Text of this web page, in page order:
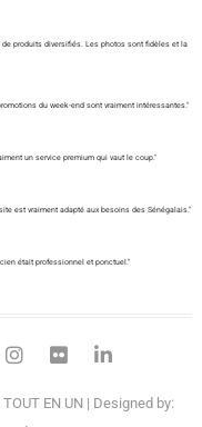
produits diversifiés. Les photos sont fidèles et la
du week-end sont vraiment intéressantes."
un service premium qui vaut le coup."
est vraiment adapté aux besoins des Sénégalais."
était professionnel et ponctuel."
instagram
flickr
EN UN | Designed by: